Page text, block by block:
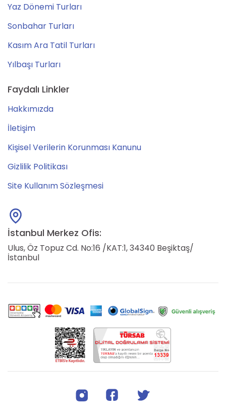
Yaz Dönemi Turları
Sonbahar Turları
Kasım Ara Tatil Turları
Yılbaşı Turları
Faydalı Linkler
Hakkımızda
İletişim
Kişisel Verilerin Korunması Kanunu
Gizlilik Politikası
Site Kullanım Sözleşmesi
İstanbul Merkez Ofis:
Ulus, Öz Topuz Cd. No:16 /KAT:1, 34340 Beşiktaş/
İstanbul